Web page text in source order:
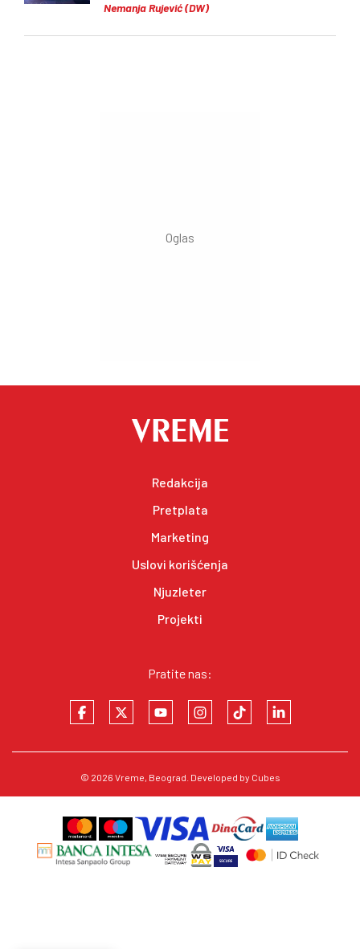
Nemanja Rujević (DW)
Redakcija
Pretplata
Marketing
Uslovi korišćenja
Njuzleter
Projekti
Pratite nas:
© 2026 Vreme, Beograd. Developed by Cubes